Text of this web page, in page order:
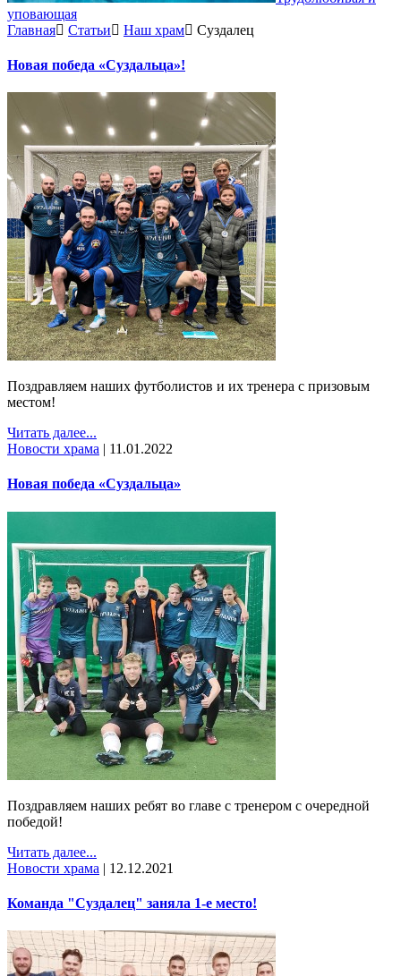
уповающая
Главная
Статьи Наш храм Суздалец
Новая победа «Суздальца»!
Поздравляем наших футболистов и их тренера с призовым
местом!
Читать далее...
Новости храма | 11.01.2022
Новая победа «Суздальца»
Поздравляем наших ребят во главе с тренером с очередной
победой!
Читать далее...
Новости храма | 12.12.2021
Команда "Суздалец" заняла 1-е место!